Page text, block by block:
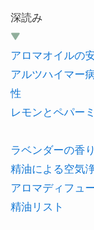
深読み
アロマオイルの
アルツハイマー
性
レモンとペパー
ラベンダーの香
精油による空気
アロマディフュ
精油リスト